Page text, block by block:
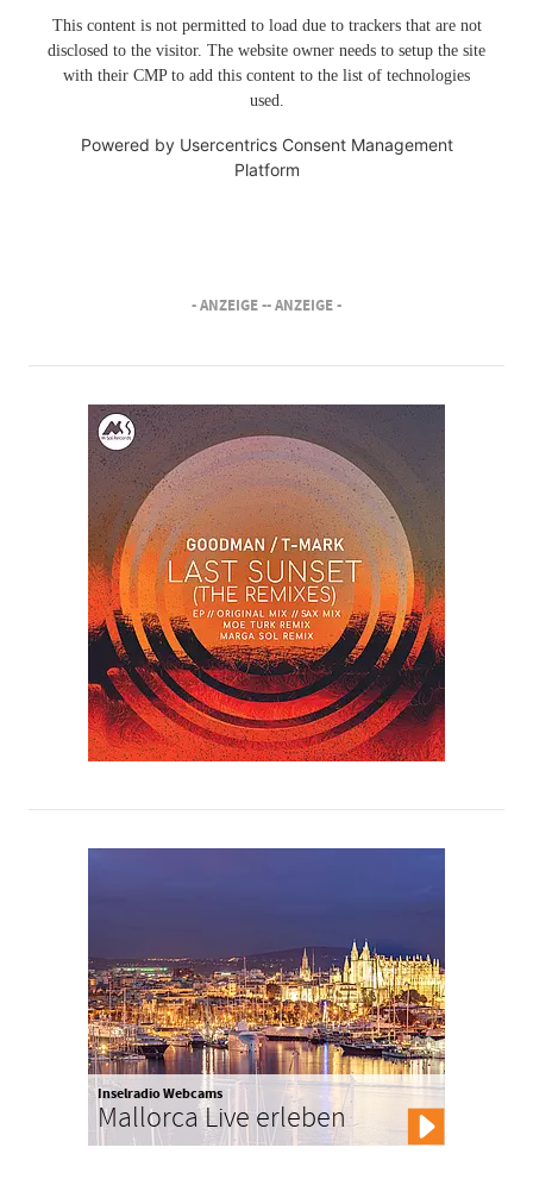
This content is not permitted to load due to trackers that are not
disclosed to the visitor. The website owner needs to setup the site
with their CMP to add this content to the list of technologies
used.
Powered by Usercentrics Consent Management
Platform
- ANZEIGE -- ANZEIGE -
Inselradio Webcams
Mallorca Live erleben